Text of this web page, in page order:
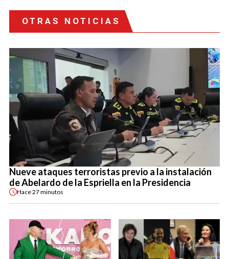
OTRAS NOTICIAS
Nueve ataques terroristas previo a la instalación
de Abelardo de la Espriella en la Presidencia
Hace27 minutos